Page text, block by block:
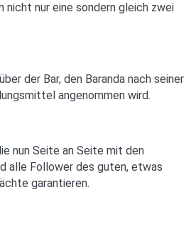
nicht nur eine sondern gleich zwei
der Bar, den Baranda nach seiner
angenommen wird.
nun Seite an Seite mit den
alle Follower des guten, etwas
garantieren.